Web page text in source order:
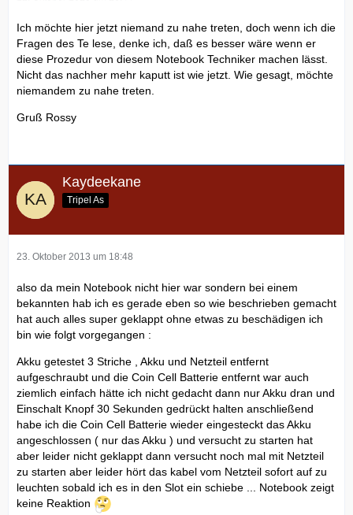
Ich möchte hier jetzt niemand zu nahe treten, doch wenn ich die
Fragen des Te lese, denke ich, daß es besser wäre wenn er
diese Prozedur von diesem Notebook Techniker machen lässt.
Nicht das nachher mehr kaputt ist wie jetzt. Wie gesagt, möchte
niemandem zu nahe treten.
Gruß Rossy
Kaydeekane
Tripel As
23. Oktober 2013 um 18:48
also da mein Notebook nicht hier war sondern bei einem
bekannten hab ich es gerade eben so wie beschrieben gemacht
hat auch alles super geklappt ohne etwas zu beschädigen ich
bin wie folgt vorgegangen :
Akku getestet 3 Striche , Akku und Netzteil entfernt
aufgeschraubt und die Coin Cell Batterie entfernt war auch
ziemlich einfach hätte ich nicht gedacht dann nur Akku dran und
Einschalt Knopf 30 Sekunden gedrückt halten anschließend
habe ich die Coin Cell Batterie wieder eingesteckt das Akku
angeschlossen ( nur das Akku ) und versucht zu starten hat
aber leider nicht geklappt dann versucht noch mal mit Netzteil
zu starten aber leider hört das kabel vom Netzteil sofort auf zu
leuchten sobald ich es in den Slot ein schiebe ... Notebook zeigt
keine Reaktion